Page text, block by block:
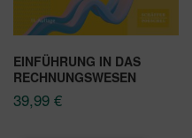
EINFÜHRUNG IN DAS
RECHNUNGSWESEN
39,99 €